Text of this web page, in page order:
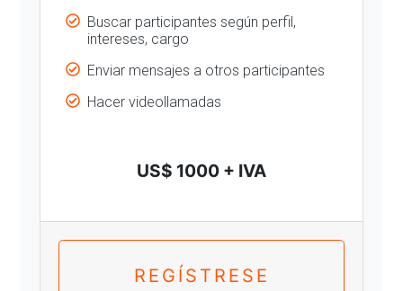
Buscar participantes según perfil,
intereses, cargo
Enviar mensajes a otros participantes
Hacer videollamadas
US$ 1000 + IVA
REGÍSTRESE